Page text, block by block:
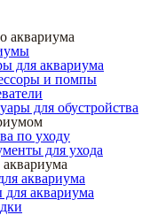
аквариума
для аквариума
и помпы
для обустройства
по уходу
для ухода
аквариума
для аквариума